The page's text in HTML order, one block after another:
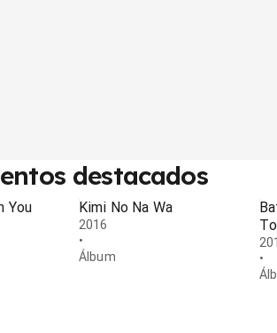
destacados
You Kimi No Na Wa
2016
•
Álbum
To
•